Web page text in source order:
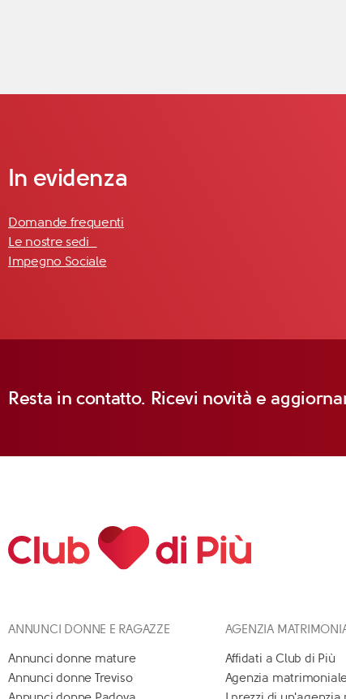
In evidenza
Domande frequenti
Le nostre sedi
Impegno Sociale
Resta in contatto. Ricevi novità e
ANNUNCI DONNE E RAGAZZE
Annunci donne mature
Annunci donne Treviso
AGENZIA
Affidati a Club di Più
Agenzia